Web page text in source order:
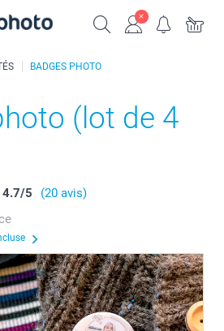
BADGES PHOTO
(lot de 4
4.7/5
(20 avis)